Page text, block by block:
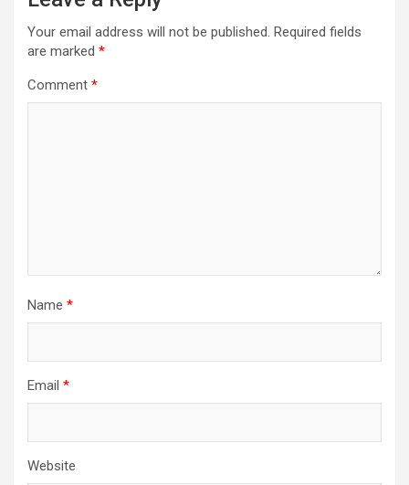
Your email address will not be published. Required fields
are marked *
Comment *
Name *
Email *
Website